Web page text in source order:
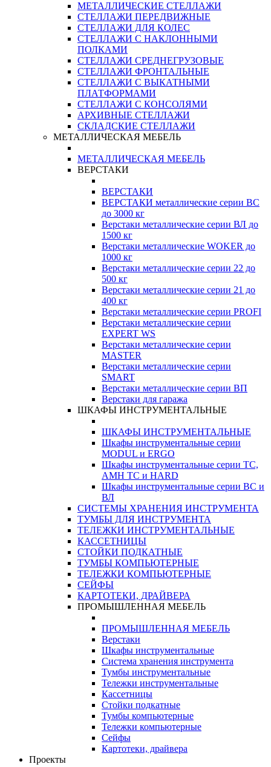
МЕТАЛЛИЧЕСКИЕ СТЕЛЛАЖИ
СТЕЛЛАЖИ ПЕРЕДВИЖНЫЕ
СТЕЛЛАЖИ ДЛЯ КОЛЕС
СТЕЛЛАЖИ С НАКЛОННЫМИ
ПОЛКАМИ
СТЕЛЛАЖИ СРЕДНЕГРУЗОВЫЕ
СТЕЛЛАЖИ ФРОНТАЛЬНЫЕ
СТЕЛЛАЖИ С ВЫКАТНЫМИ
ПЛАТФОРМАМИ
СТЕЛЛАЖИ С КОНСОЛЯМИ
АРХИВНЫЕ СТЕЛЛАЖИ
СКЛАДСКИЕ СТЕЛЛАЖИ
МЕТАЛЛИЧЕСКАЯ МЕБЕЛЬ
МЕТАЛЛИЧЕСКАЯ МЕБЕЛЬ
ВЕРСТАКИ
ВЕРСТАКИ
ВЕРСТАКИ металлические серии ВС
до 3000 кг
Верстаки металлические серии ВЛ до
1500 кг
Верстаки металлические WOKER до
1000 кг
Верстаки металлические серии 22 до
500 кг
Верстаки металлические серии 21 до
400 кг
Верстаки металлические серии PROFI
Верстаки металлические серии
EXPERT WS
Верстаки металлические серии
MASTER
Верстаки металлические серии
SMART
Верстаки металлические серии ВП
Верстаки для гаража
ШКАФЫ ИНСТРУМЕНТАЛЬНЫЕ
ШКАФЫ ИНСТРУМЕНТАЛЬНЫЕ
Шкафы инструментальные серии
MODUL и ERGO
Шкафы инструментальные серии ТС,
АМН ТС и HARD
Шкафы инструментальные серии ВС и
ВЛ
СИСТЕМЫ ХРАНЕНИЯ ИНСТРУМЕНТА
ТУМБЫ ДЛЯ ИНСТРУМЕНТА
ТЕЛЕЖКИ ИНСТРУМЕНТАЛЬНЫЕ
КАССЕТНИЦЫ
СТОЙКИ ПОДКАТНЫЕ
ТУМБЫ КОМПЬЮТЕРНЫЕ
ТЕЛЕЖКИ КОМПЬЮТЕРНЫЕ
СЕЙФЫ
КАРТОТЕКИ, ДРАЙВЕРА
ПРОМЫШЛЕННАЯ МЕБЕЛЬ
ПРОМЫШЛЕННАЯ МЕБЕЛЬ
Верстаки
Шкафы инструментальные
Система хранения инструмента
Тумбы инструментальные
Тележки инструментальные
Кассетницы
Стойки подкатные
Тумбы компьютерные
Тележки компьютерные
Сейфы
Картотеки, драйвера
Проекты